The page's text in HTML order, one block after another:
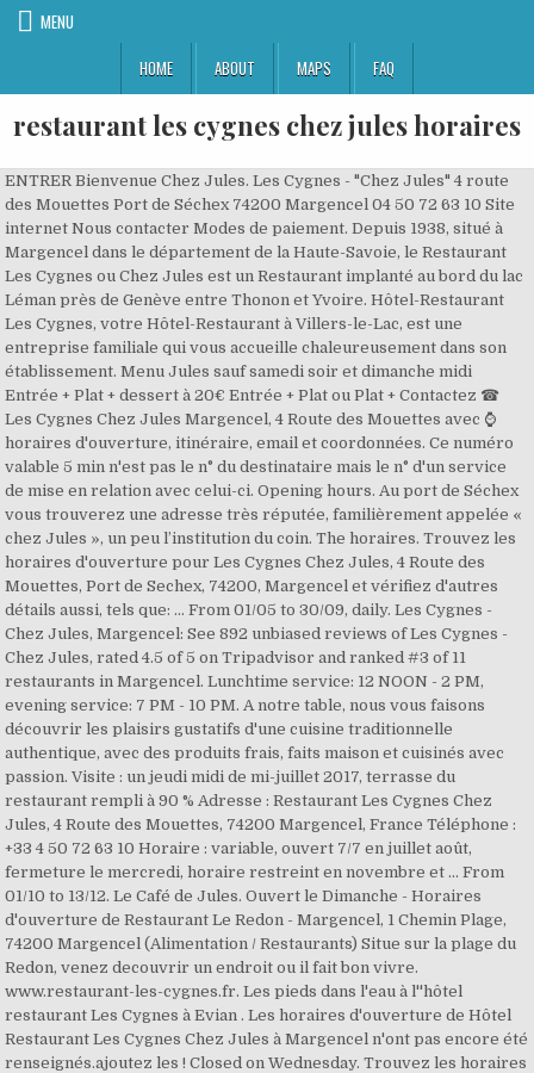
MENU
HOME
ABOUT MAPS FAQ
restaurant les cygnes chez jules horaires
ENTRER Bienvenue Chez Jules. Les Cygnes - "Chez Jules" 4 route
des Mouettes Port de Séchex 74200 Margencel 04 50 72 63 10 Site
internet Nous contacter Modes de paiement. Depuis 1938, situé à
Margencel dans le département de la Haute-Savoie, le Restaurant
Les Cygnes ou Chez Jules est un Restaurant implanté au bord du lac
Léman près de Genève entre Thonon et Yvoire. Hôtel-Restaurant
Les Cygnes, votre Hôtel-Restaurant à Villers-le-Lac, est une
entreprise familiale qui vous accueille chaleureusement dans son
établissement. Menu Jules sauf samedi soir et dimanche midi
Entrée + Plat + dessert à 20€ Entrée + Plat ou Plat + Contactez ☎
Les Cygnes Chez Jules Margencel, 4 Route des Mouettes avec ⌚
horaires d'ouverture, itinéraire, email et coordonnées. Ce numéro
valable 5 min n'est pas le n° du destinataire mais le n° d'un service
de mise en relation avec celui-ci. Opening hours. Au port de Séchex
vous trouverez une adresse très réputée, familièrement appelée «
chez Jules », un peu l’institution du coin. The horaires. Trouvez les
horaires d'ouverture pour Les Cygnes Chez Jules, 4 Route des
Mouettes, Port de Sechex, 74200, Margencel et vérifiez d'autres
détails aussi, tels que: … From 01/05 to 30/09, daily. Les Cygnes -
Chez Jules, Margencel: See 892 unbiased reviews of Les Cygnes -
Chez Jules, rated 4.5 of 5 on Tripadvisor and ranked #3 of 11
restaurants in Margencel. Lunchtime service: 12 NOON - 2 PM,
evening service: 7 PM - 10 PM. A notre table, nous vous faisons
découvrir les plaisirs gustatifs d'une cuisine traditionnelle
authentique, avec des produits frais, faits maison et cuisinés avec
passion. Visite : un jeudi midi de mi-juillet 2017, terrasse du
restaurant rempli à 90 % Adresse : Restaurant Les Cygnes Chez
Jules, 4 Route des Mouettes, 74200 Margencel, France Téléphone :
+33 4 50 72 63 10 Horaire : variable, ouvert 7/7 en juillet août,
fermeture le mercredi, horaire restreint en novembre et … From
01/10 to 13/12. Le Café de Jules. Ouvert le Dimanche - Horaires
d'ouverture de Restaurant Le Redon - Margencel, 1 Chemin Plage,
74200 Margencel (Alimentation / Restaurants) Situe sur la plage du
Redon, venez decouvrir un endroit ou il fait bon vivre.
www.restaurant-les-cygnes.fr. Les pieds dans l'eau à l''hôtel
restaurant Les Cygnes à Evian . Les horaires d'ouverture de Hôtel
Restaurant Les Cygnes Chez Jules à Margencel n'ont pas encore été
renseignés.ajoutez les ! Closed on Wednesday. Trouvez les horaires